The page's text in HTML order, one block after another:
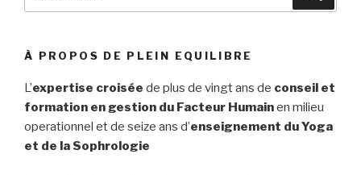
À PROPOS DE PLEIN EQUILIBRE
L’expertise croisée de plus de vingt ans de conseil et
formation en gestion du Facteur Humainen milieu
operationnel et de seize ans d’enseignement du Yoga
et de la Sophrologie